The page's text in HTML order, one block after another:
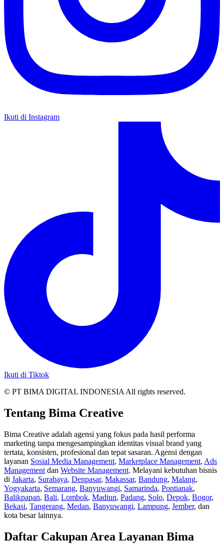
Ikuti di Instagram
Ikuti di Tiktok
© PT BIMA DIGITAL INDONESIA All rights reserved.
Tentang Bima Creative
Bima Creative adalah agensi yang fokus pada hasil performa
marketing tanpa mengesampingkan identitas visual brand yang
tertata, konsisten, profesional dan tepat sasaran. Agensi dengan
layanan Sosial Media Management, Marketplace Management, Ads
Management dan Website Management. Melayani kebutuhan bisnis
di Jakarta, Surabaya, Denpasar, Makassar, Bandung, Malang,
Yogyakarta, Semarang, Banyuwangi, Samarinda, Pontianak,
Balikpapan, Bali, Lombok, Madiun, Padang, Solo, Depok, Bogor,
Bekasi, Tangerang, Medan, Banyuwangi, Lampung, Jember, dan
kota besar lainnya.
Daftar Cakupan Area Layanan Bima